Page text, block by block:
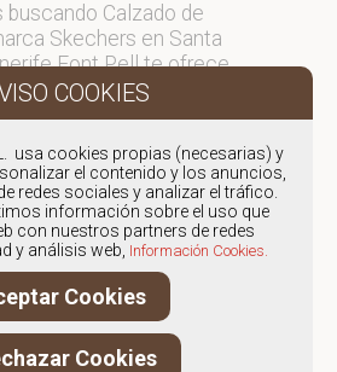
buscando Calzado de
Skechers en Santa
Font Pell te ofrece,
gratuítos a
y Baleares, para otros
consultar
Santa Cruz de Tenerife
entre semana se
en menos de 48 horas;
realizados en fin de
producto se enviará a
partir del lunes.
usa cookies propias (necesarias) y
el contenido y los anuncios,
redes sociales y analizar el tráfico.
información sobre el uso que
con nuestros partners de redes
y análisis web, Información Cookies.
Cookies
Cookies